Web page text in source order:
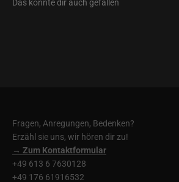
Fragen, Anregungen, Bedenken?
Erzähl sie uns, wir hören dir zu!
→ Zum Kontaktformular
+49 613 6 7630128
+49 176 61916532